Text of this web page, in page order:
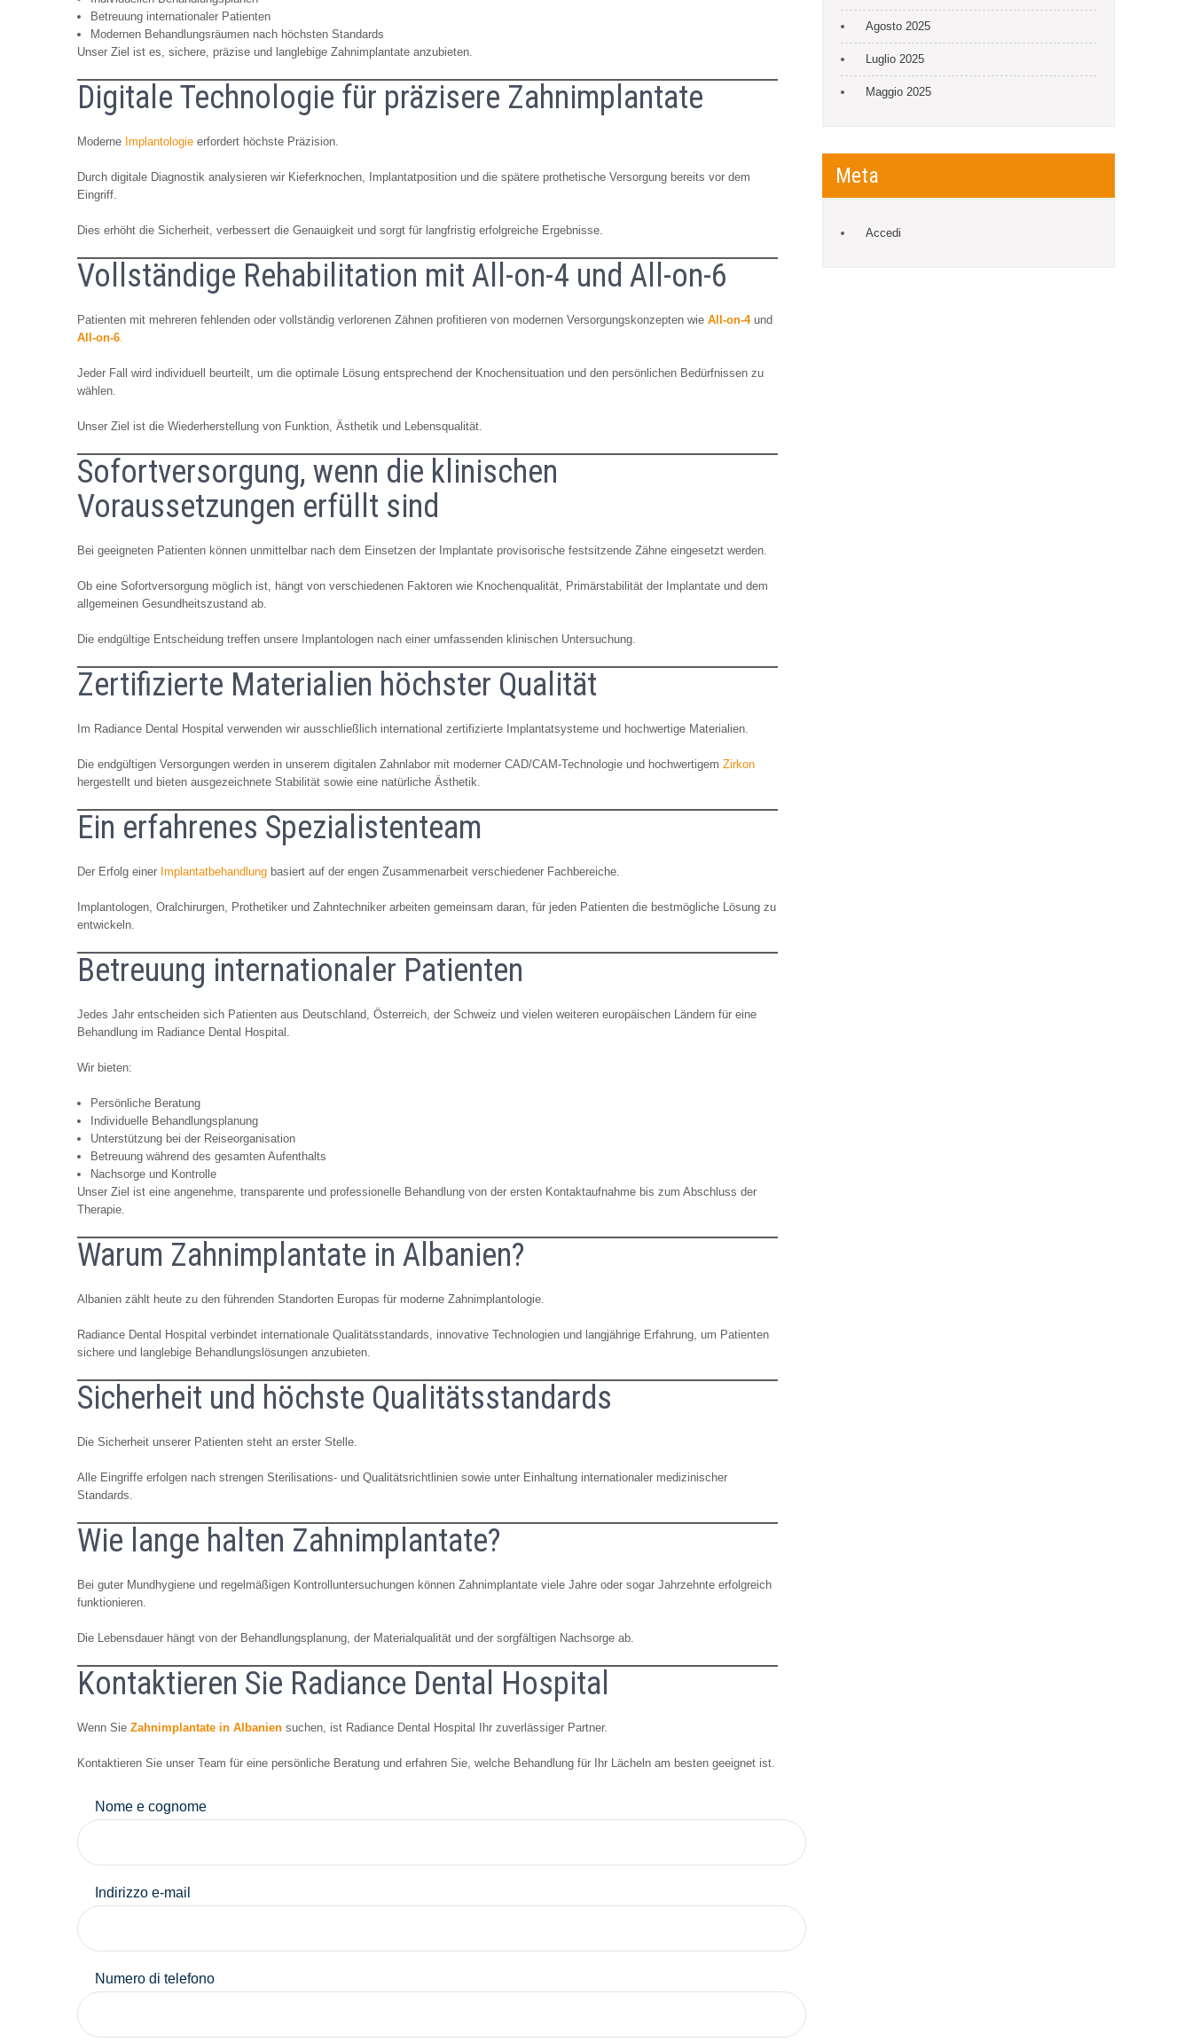
Betreuung internationaler Patienten
Modernen Behandlungsräumen nach höchsten Standards
Unser Ziel ist es, sichere, präzise und langlebige Zahnimplantate anzubieten.
Digitale Technologie für präzisere Zahnimplantate
Moderne Implantologie erfordert höchste Präzision.
Durch digitale Diagnostik analysieren wir Kieferknochen, Implantatposition und die spätere prothetische Versorgung bereits vor dem
Eingriff.
Dies erhöht die Sicherheit, verbessert die Genauigkeit und sorgt für langfristig erfolgreiche Ergebnisse.
Vollständige Rehabilitation mit All-on-4 und All-on-6
Patienten mit mehreren fehlenden oder vollständig verlorenen Zähnen profitieren von modernen Versorgungskonzepten wie All-on-4und
All-on-6
Jeder Fall wird individuell beurteilt, um die optimale Lösung entsprechend der Knochensituation und den persönlichen Bedürfnissen zu
wählen.
Unser Ziel ist die Wiederherstellung von Funktion, Ästhetik und Lebensqualität.
Sofortversorgung, wenn die klinischen
Voraussetzungen erfüllt sind
Bei geeigneten Patienten können unmittelbar nach dem Einsetzen der Implantate provisorische festsitzende Zähne eingesetzt werden.
Ob eine Sofortversorgung möglich ist, hängt von verschiedenen Faktoren wie Knochenqualität, Primärstabilität der Implantate und dem
allgemeinen Gesundheitszustand ab.
Die endgültige Entscheidung treffen unsere Implantologen nach einer umfassenden klinischen Untersuchung.
Zertifizierte Materialien höchster Qualität
Im Radiance Dental Hospital verwenden wir ausschließlich international zertifizierte Implantatsysteme und hochwertige Materialien.
Die endgültigen Versorgungen werden in unserem digitalen Zahnlabor mit moderner CAD/CAM-Technologie und hochwertigem Zirkon
hergestellt und bieten ausgezeichnete Stabilität sowie eine natürliche Ästhetik.
Ein erfahrenes Spezialistenteam
Der Erfolg einer Implantatbehandlung basiert auf der engen Zusammenarbeit verschiedener Fachbereiche.
Implantologen, Oralchirurgen, Prothetiker und Zahntechniker arbeiten gemeinsam daran, für jeden Patienten die bestmögliche Lösung zu
entwickeln.
Betreuung internationaler Patienten
Jedes Jahr entscheiden sich Patienten aus Deutschland, Österreich, der Schweiz und vielen weiteren europäischen Ländern für eine
Behandlung im Radiance Dental Hospital.
Wir bieten:
Persönliche Beratung
Individuelle Behandlungsplanung
Unterstützung bei der Reiseorganisation
Betreuung während des gesamten Aufenthalts
Nachsorge und Kontrolle
Unser Ziel ist eine angenehme, transparente und professionelle Behandlung von der ersten Kontaktaufnahme bis zum Abschluss der
Therapie.
Warum Zahnimplantate in Albanien?
Albanien zählt heute zu den führenden Standorten Europas für moderne Zahnimplantologie.
Radiance Dental Hospital verbindet internationale Qualitätsstandards, innovative Technologien und langjährige Erfahrung, um Patienten
sichere und langlebige Behandlungslösungen anzubieten.
Sicherheit und höchste Qualitätsstandards
Die Sicherheit unserer Patienten steht an erster Stelle.
Alle Eingriffe erfolgen nach strengen Sterilisations- und Qualitätsrichtlinien sowie unter Einhaltung internationaler medizinischer
Standards.
Wie lange halten Zahnimplantate?
Bei guter Mundhygiene und regelmäßigen Kontrolluntersuchungen können Zahnimplantate viele Jahre oder sogar Jahrzehnte erfolgreich
funktionieren.
Die Lebensdauer hängt von der Behandlungsplanung, der Materialqualität und der sorgfältigen Nachsorge ab.
Kontaktieren Sie Radiance Dental Hospital
Wenn Sie Zahnimplantate in Albanien suchen, ist Radiance Dental Hospital Ihr zuverlässiger Partner.
Kontaktieren Sie unser Team für eine persönliche Beratung und erfahren Sie, welche Behandlung für Ihr Lächeln am besten geeignet ist.
Nome e cognome
Indirizzo e-mail
Numero di telefono
Agosto 2025
Luglio 2025
Maggio 2025
Meta
Accedi